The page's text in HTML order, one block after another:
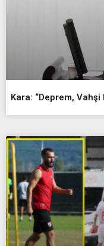
Kara: “Deprem,